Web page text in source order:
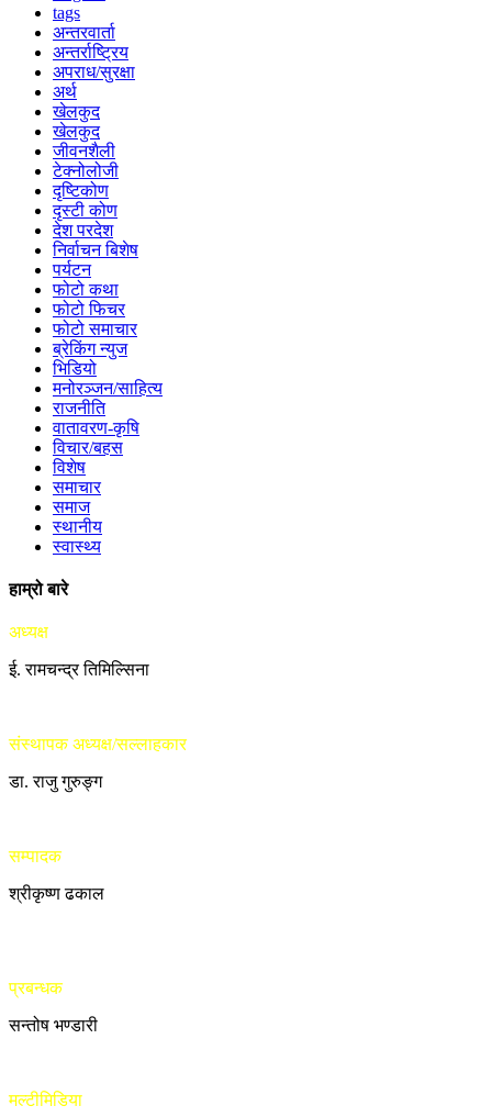
tags
अन्तरवार्ता
अन्तर्राष्ट्रिय
अपराध/सुरक्षा
अर्थ
खेलकुद
खेलकुद
जीवनशैली
टेक्नोलोजी
दृष्टिकोण
दृस्टी कोण
देश परदेश
निर्वाचन बिशेष
पर्यटन
फोटो कथा
फोटो फिचर
फोटो समाचार
ब्रेकिंग न्युज
भिडियो
मनोरञ्जन/साहित्य
राजनीति
वातावरण-कृषि
विचार/बहस
विशेष
समाचार
समाज
स्थानीय
स्वास्थ्य
हाम्रो बारे
अध्यक्ष
ई. रामचन्द्र तिमिल्सिना
संस्थापक अध्यक्ष/सल्लाहकार
डा. राजु गुरुङ्ग
सम्पादक
श्रीकृष्ण ढकाल
प्रबन्धक
सन्तोष भण्डारी
मल्टीमिडिया